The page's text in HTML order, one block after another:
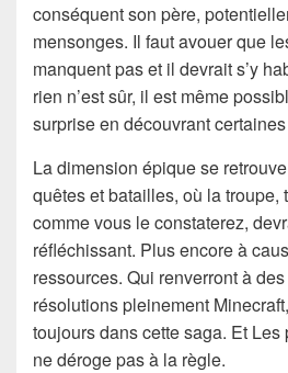
conséquent son père,
mensonges. Il faut avouer que
manquent pas et il devrait s’y
rien n’est sûr, il est même
surprise en découvrant
La dimension épique se
quêtes et batailles, où la troupe,
comme vous le constaterez,
réfléchissant. Plus encore à
ressources. Qui renverront à
résolutions pleinement
toujours dans cette saga. Et
ne déroge pas à la règle.